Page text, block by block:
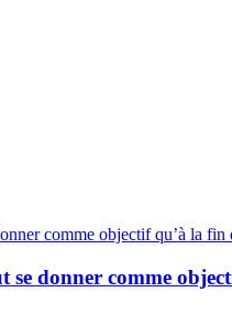
se donner comme